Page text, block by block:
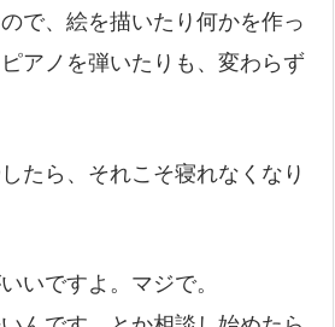
で、絵を描いたり何かを作っ
アノを弾いたりも、変わらず
たら、それこそ寝れなくなり
いですよ。マジで。